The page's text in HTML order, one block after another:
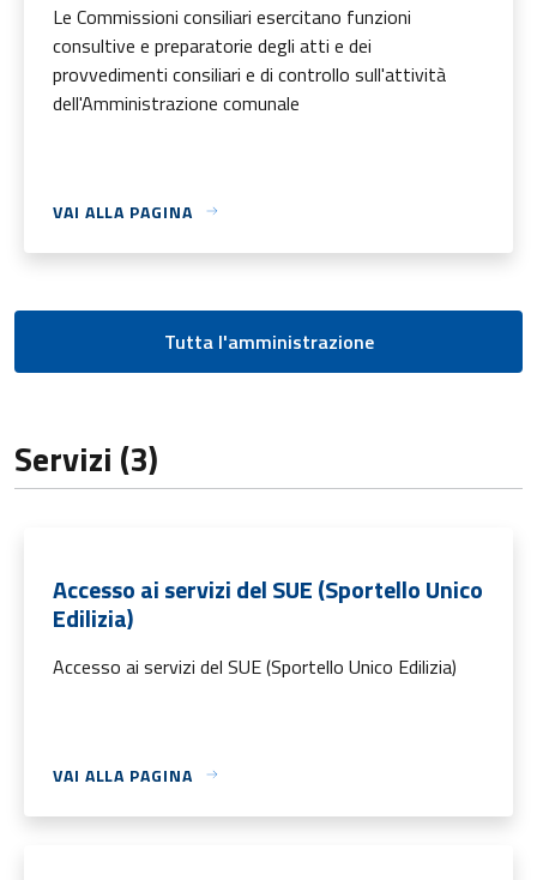
Le Commissioni consiliari esercitano funzioni
consultive e preparatorie degli atti e dei
provvedimenti consiliari e di controllo sull'attività
dell'Amministrazione comunale
VAI ALLA PAGINA
Tutta l'amministrazione
Servizi (3)
Accesso ai servizi del SUE (Sportello Unico
Edilizia)
Accesso ai servizi del SUE (Sportello Unico Edilizia)
VAI ALLA PAGINA